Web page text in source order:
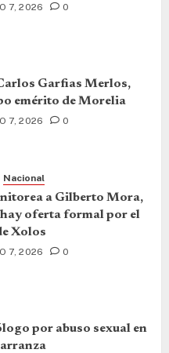
7, 2026 0
Garfias Merlos,
emérito de Morelia
7, 2026 0
Nacional
a Gilberto Mora,
oferta formal por el
Xolos
7, 2026 0
por abuso sexual en